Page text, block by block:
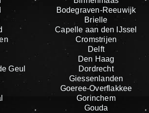
Geul
Bodegraven-Reeuwijk
Brielle
Capelle aan den IJssel
Cromstrijen
Delft
Den Haag
Dordrecht
Giessenlanden
Goeree-Overflakkee
Gorinchem
Gouda